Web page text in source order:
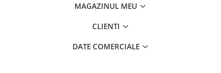
MAGAZINUL MEU
CLIENTI
DATE COMERCIALE